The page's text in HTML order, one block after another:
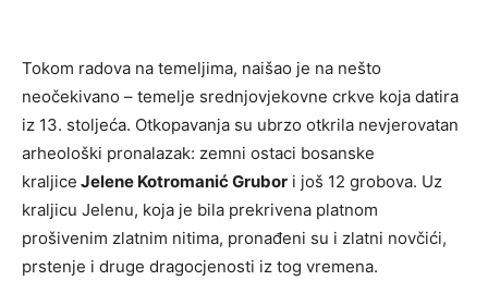
Tokom radova na temeljima, naišao je na nešto
neočekivano – temelje srednjovjekovne crkve koja datira
iz 13. stoljeća. Otkopavanja su ubrzo otkrila nevjerovatan
arheološki pronalazak: zemni ostaci bosanske
kraljice Jelene Kotromanić Grubor i još 12 grobova. Uz
kraljicu Jelenu, koja je bila prekrivena platnom
prošivenim zlatnim nitima, pronađeni su i zlatni novčići,
prstenje i druge dragocjenosti iz tog vremena.